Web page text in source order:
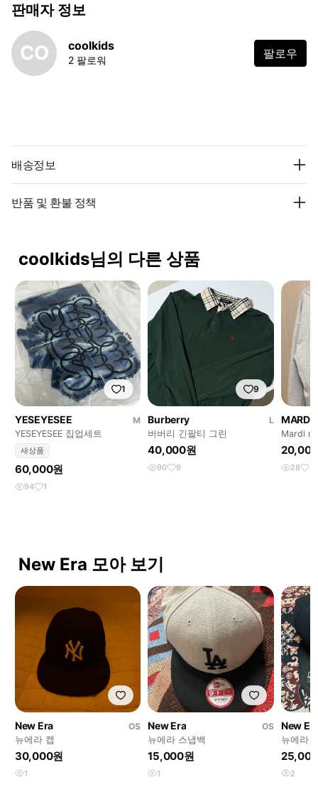
판매자 정보
CO coolkids
2 팔로워 팔로우
배송정보
반품 및 환불 정책
coolkids님의 다른 상품
1
YESEYESEE
M
YESEYESEE 집업세트
새상품
60,000원
94 1
9
Burberry
L
버버리 긴팔티 그린
40,000원
90 9
MARDI
Mardi
28 4
New Era 모아 보기
New Era
OS
뉴에라 캡
30,000원
1
New Era
OS
뉴에라 스냅백
15,000원
1
New
뉴에라
2